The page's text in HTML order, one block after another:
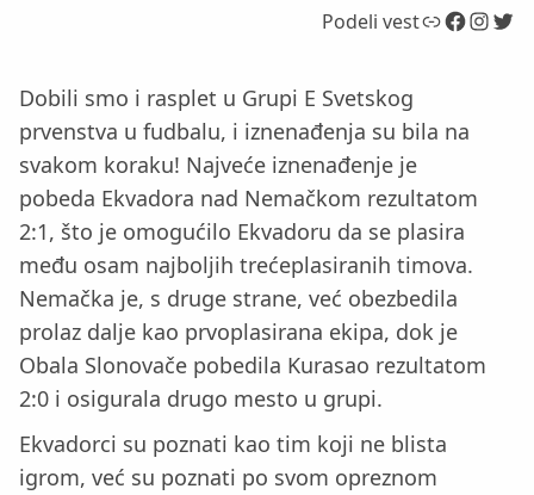
Podeli vestLink Facebook InstagramTwitter
Dobili smo i rasplet u Grupi E Svetskog
prvenstva u fudbalu, i iznenađenja su bila na
svakom koraku! Najveće iznenađenje je
pobeda Ekvadora nad Nemačkom rezultatom
2:1, što je omogućilo Ekvadoru da se plasira
među osam najboljih trećeplasiranih timova.
Nemačka je, s druge strane, već obezbedila
prolaz dalje kao prvoplasirana ekipa, dok je
Obala Slonovače pobedila Kurasao rezultatom
2:0 i osigurala drugo mesto u grupi.
Ekvadorci su poznati kao tim koji ne blista
igrom, već su poznati po svom opreznom